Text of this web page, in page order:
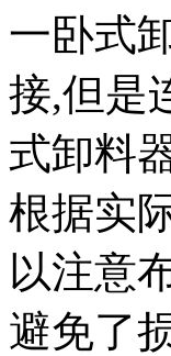
一卧式
接,但是
式卸料
根据实
以注意
避免了